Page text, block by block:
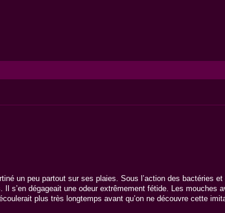
un peu partout sur ses plaies. Sous l’action des bactéries
s’en dégageait une odeur extrêmement fétide. Les mouches
plus très longtemps avant qu’on ne découvre cette